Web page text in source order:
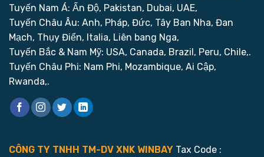
Tuyến Nam Á: Ấn Độ, Pakistan, Dubai, UAE,
Tuyến Châu Âu: Anh, Pháp, Đức, Tây Ban Nha, Đan
Mạch, Thụy Điển, Italia, Liên bang Nga,
Tuyến Bắc & Nam Mỹ: USA, Canada, Brazil, Peru, Chile,.
Tuyến Châu Phi: Nam Phi, Mozambique, Ai Cập,
Rwanda,.
CÔNG TY TNHH TM-DV XNK WINBAY Tax Code :